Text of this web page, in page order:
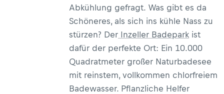
Abkühlung gefragt. Was gibt es da
Schöneres, als sich ins kühle Nass zu
stürzen? Der Inzeller Badepark ist
dafür der perfekte Ort: Ein 10.000
Quadratmeter großer Naturbadesee
mit reinstem, vollkommen chlorfreiem
Badewasser. Pflanzliche Helfer